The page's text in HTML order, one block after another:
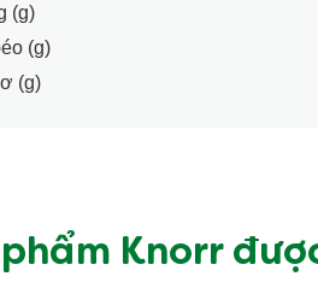
(g)
(g)
(g)
Knorr